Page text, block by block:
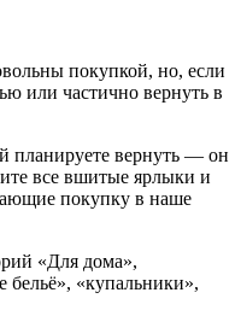
покупкой, но, если
или частично вернуть в
планируете вернуть — он
все вшитые ярлыки и
покупку в наше
«Для дома»,
«купальники»,